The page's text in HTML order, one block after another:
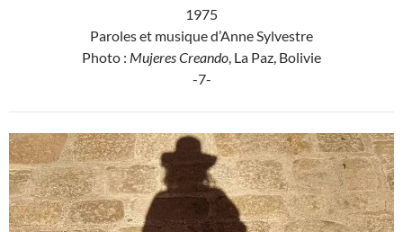
1975
Paroles et musique d’Anne Sylvestre
Photo : Mujeres Creando, La Paz, Bolivie
-7-